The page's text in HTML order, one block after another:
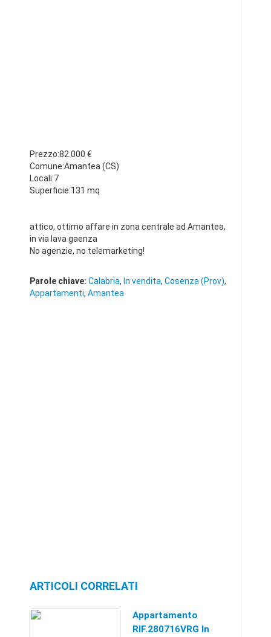
Prezzo:82.000 €
Comune:Amantea (CS)
Locali:7
Superficie:131 mq
attico, ottimo affare in zona centrale ad Amantea,
in via lava gaenza
No agenzie, no telemarketing!
Parole chiave: Calabria, In vendita, Cosenza (Prov),
Appartamenti, Amantea
ARTICOLI CORRELATI
Appartamento
RIF.280716VRG In